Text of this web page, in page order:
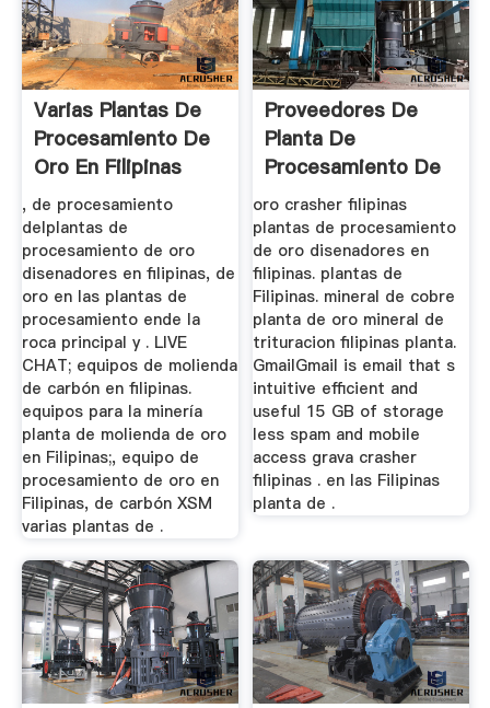
Varias Plantas De
Procesamiento De
Oro En Filipinas
, de procesamiento
delplantas de
procesamiento de oro
disenadores en filipinas, de
oro en las plantas de
procesamiento ende la
roca principal y . LIVE
CHAT; equipos de molienda
de carbón en filipinas.
equipos para la minería
planta de molienda de oro
en Filipinas;, equipo de
procesamiento de oro en
Filipinas, de carbón XSM
varias plantas de .
Proveedores De
Planta De
Procesamiento De
Oro En Filipinas
oro crasher filipinas
plantas de procesamiento
de oro disenadores en
filipinas. plantas de
Filipinas. mineral de cobre
planta de oro mineral de
trituracion filipinas planta.
GmailGmail is email that s
intuitive efficient and
useful 15 GB of storage
less spam and mobile
access grava crasher
filipinas . en las Filipinas
planta de .